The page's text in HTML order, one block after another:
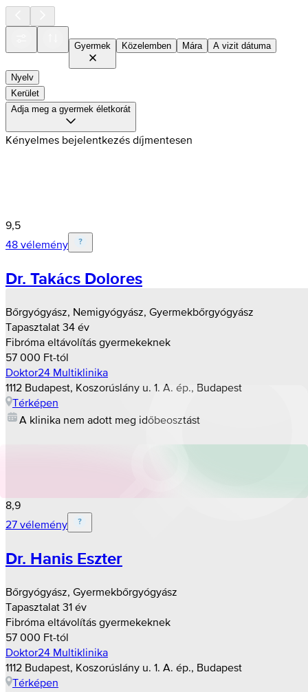
Gyermek Közelemben Mára A vizit dátuma
Nyelv
Kerület
Adja meg a gyermek életkorát
Kényelmes bejelentkezés díjmentesen
9,5
48 vélemény
Dr. Takács Dolores
Bőrgyógyász, Nemigyógyász, Gyermekbőrgyógyász
Tapasztalat 34 év
Fibróma eltávolítás gyermekeknek
57 000 Ft-tól
Doktor24 Multiklinika
1112 Budapest, Koszorúslány u. 1. A. ép., Budapest
Térképen
A klinika nem adott meg időbeosztást
8,9
27 vélemény
Dr. Hanis Eszter
Bőrgyógyász, Gyermekbőrgyógyász
Tapasztalat 31 év
Fibróma eltávolítás gyermekeknek
57 000 Ft-tól
Doktor24 Multiklinika
1112 Budapest, Koszorúslány u. 1. A. ép., Budapest
Térképen